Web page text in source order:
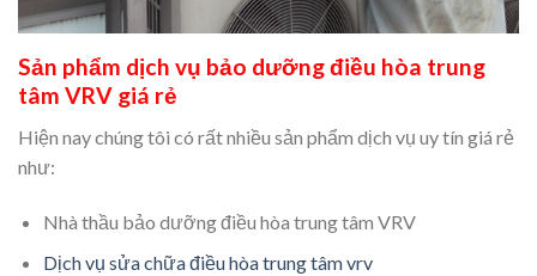
Sản phẩm dịch vụ bảo dưỡng điều hòa trung
tâm VRV giá rẻ
Hiện nay chúng tôi có rất nhiều sản phẩm dịch vụ uy tín giá rẻ
như:
Nhà thầu bảo dưỡng điều hòa trung tâm VRV
Dịch vụ sửa chữa điều hòa trung tâm vrv